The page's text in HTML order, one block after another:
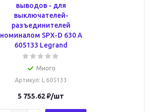
выводов - для
выключателей-
разъединителей
номиналом SPX-D 630 A
605133 Legrand
Много
Артикул: L 605133
5 755.62₽/шт